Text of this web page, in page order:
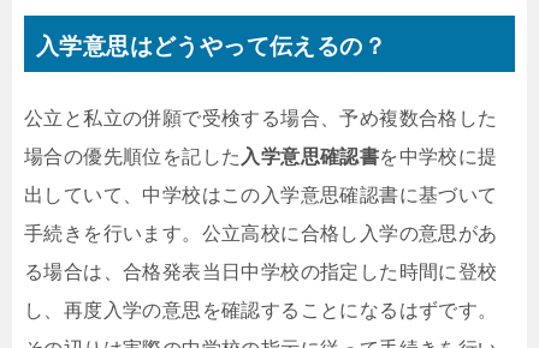
入学意思はどうやって伝えるの？
公立と私立の併願で受検する場合、予め複数合格した
場合の優先順位を記した 入学意思確認書を中学校に提
出していて、中学校はこの入学意思確認書に基づいて
手続きを行います。公立高校に合格し入学の意思があ
る場合は、合格発表当日中学校の指定した時間に登校
し、再度入学の意思を確認することになるはずです。